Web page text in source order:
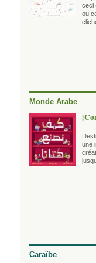
ceci
ou
Monde Arabe
une
Caraïbe